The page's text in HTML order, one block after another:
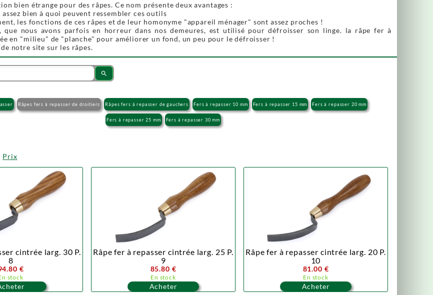
bien étrange pour des râpes. Ce nom présente deux avantages :
bien à quoi peuvent ressembler ces outils
les fonctions de ces râpes et de leur homonyme "appareil ménager" sont assez proches !
que nous avons parfois en horreur dans nos demeures, est utilisé pour défroisser son linge. la râpe fer à
en "milieu" de "planche" pour améliorer un fond, un peu pour le défroisser !
de notre site sur les râpes.
search
Râpes fers à repasser de droitiers Râpes fers à repasser de gauchers Fers à repasser 10 mm Fers à repasser 15 mm Fers à repasser 20 mm
Fers à repasser 25 mm Fers à repasser 30 mm
Prix
cintrée larg. 30 P.
8
€
stock
Râpe fer à repasser cintrée larg. 25 P.
9
85.80 €
En stock
Acheter
Râpe fer à repasser cintrée larg. 20 P.
10
81.00 €
En stock
Acheter